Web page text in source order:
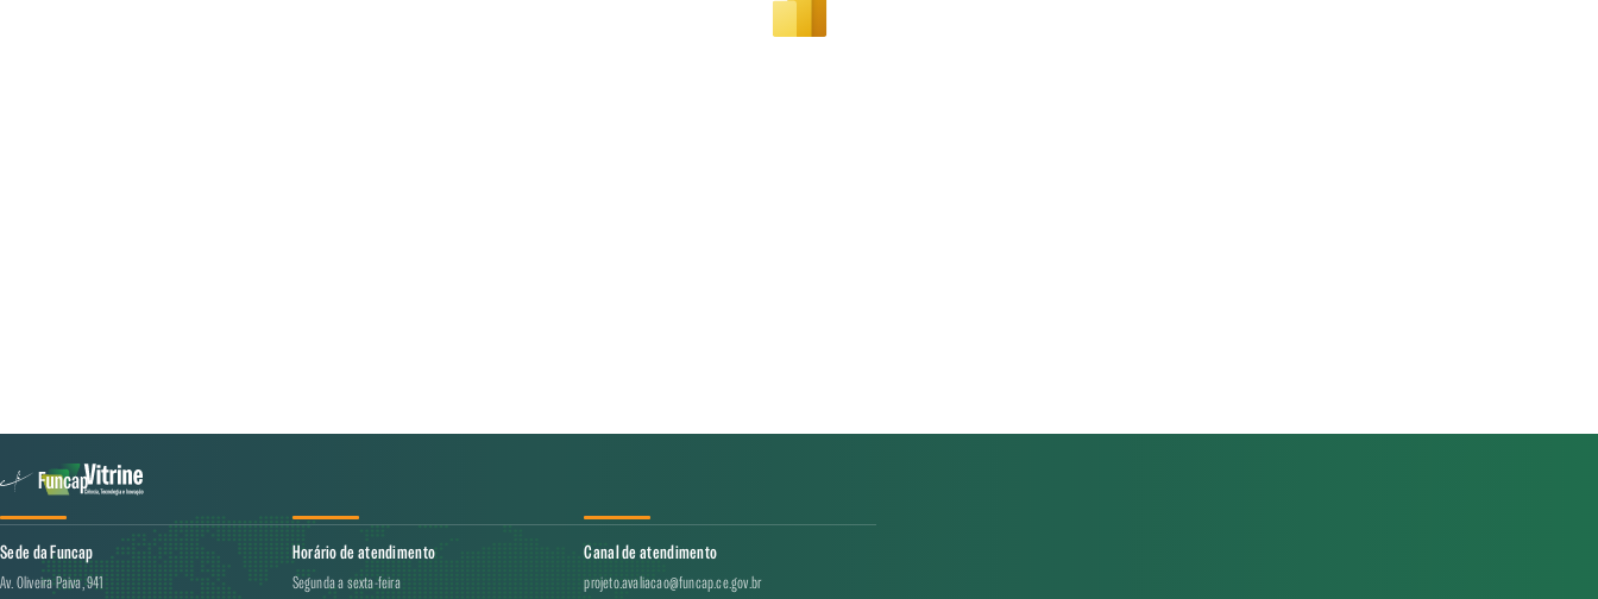
Sede da Funcap
Av. Oliveira Paiva, 941
Horário de atendimento
Segunda a sexta-feira
Canal de atendimento
projeto.avaliacao@funcap.ce.gov.br